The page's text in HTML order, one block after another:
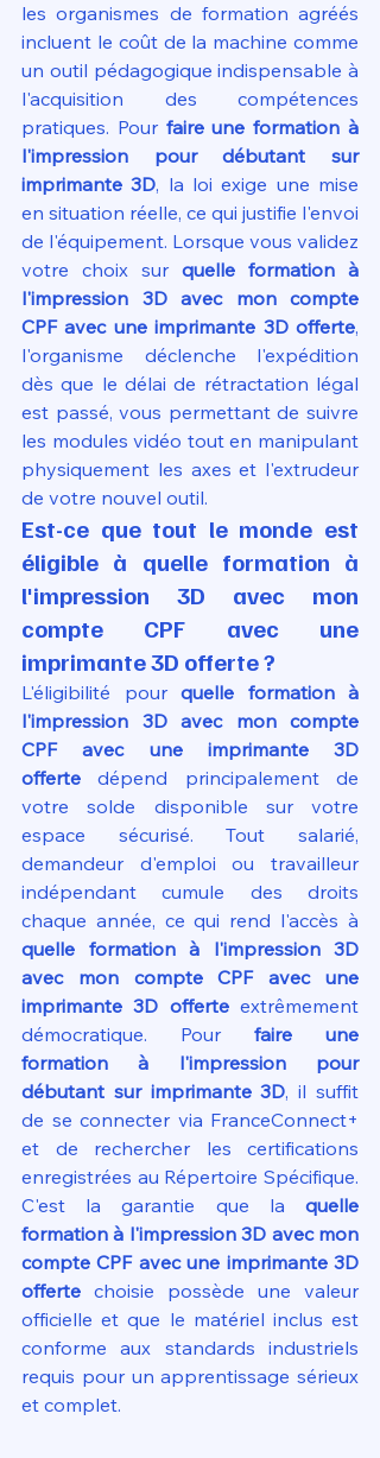
les organismes de formation agréés
incluent le coût de la machine comme
un outil pédagogique indispensable à
l'acquisition des compétences
pratiques. Pour faire une formation à
l'impression pour débutant sur
imprimante 3D, la loi exige une mise
en situation réelle, ce qui justifie l'envoi
de l'équipement. Lorsque vous validez
votre choix sur quelle formation à
l'impression 3D avec mon compte
CPF avec une imprimante 3D offerte,
l'organisme déclenche l'expédition
dès que le délai de rétractation légal
est passé, vous permettant de suivre
les modules vidéo tout en manipulant
physiquement les axes et l'extrudeur
de votre nouvel outil.
Est-ce que tout le monde est
éligible à quelle formation à
l'impression 3D avec mon
compte CPF avec une
imprimante 3D offerte ?
L'éligibilité pour quelle formation à
l'impression 3D avec mon compte
CPF avec une imprimante 3D
offerte dépend principalement de
votre solde disponible sur votre
espace sécurisé. Tout salarié,
demandeur d'emploi ou travailleur
indépendant cumule des droits
quelle formation à l'impression 3D
avec mon compte CPF avec une
imprimante 3D offerte extrêmement
démocratique. Pour faire une
formation à l'impression pour
débutant sur imprimante 3D, il suffit
de se connecter via FranceConnect+
et de rechercher les certifications
enregistrées au Répertoire Spécifique.
C'est la garantie que la quelle
formation à l'impression 3D avec mon
compte CPF avec une imprimante 3D
offerte choisie possède une valeur
officielle et que le matériel inclus est
conforme aux standards industriels
requis pour un apprentissage sérieux
et complet.